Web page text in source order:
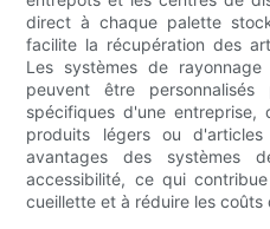
direct à chaque palette
facilite la récupération des
Les systèmes de
peuvent être
spécifiques d'une
produits légers ou
avantages des systèmes
accessibilité, ce qui
cueillette et à réduire les